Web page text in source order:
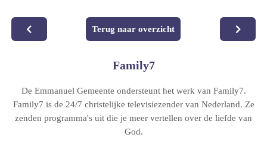
Terug naar overzicht
Family7
De Emmanuel Gemeente ondersteunt het werk van Family7.
Family7 is de 24/7 christelijke televisiezender van Nederland. Ze
zenden programma's uit die je meer vertellen over de liefde van
God.